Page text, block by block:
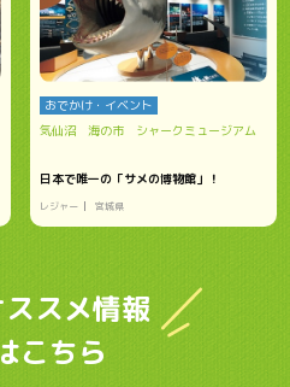
おでかけ・イベント
気仙沼 海の市 シャークミュージアム
日本で唯一の「サメの博物館」！
レジャー 宮城県
スメ情報
こちら